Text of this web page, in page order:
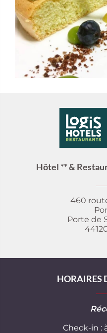
Hôtel ** &
460
Porte de
HORAIRES
Check-in :